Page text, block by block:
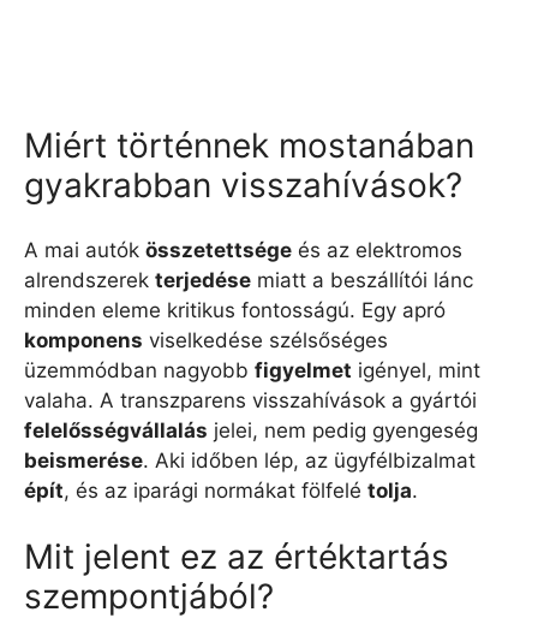
Miért történnek mostanában
gyakrabban visszahívások?
A mai autók összetettsége és az elektromos
alrendszerek terjedése miatt a beszállítói lánc
minden eleme kritikus fontosságú. Egy apró
komponens viselkedése szélsőséges
üzemmódban nagyobb figyelmet igényel, mint
valaha. A transzparens visszahívások a gyártói
felelősségvállalás jelei, nem pedig gyengeség
beismerése. Aki időben lép, az ügyfélbizalmat
épít, és az iparági normákat fölfelé tolja.
Mit jelent ez az értéktartás
szempontjából?